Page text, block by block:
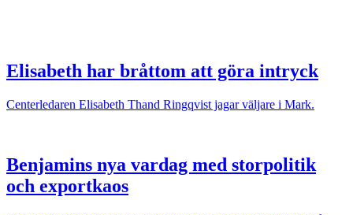
Elisabeth har bråttom att göra intryck
Centerledaren Elisabeth Thand Ringqvist jagar väljare i Mark.
Benjamins nya vardag med storpolitik
och exportkaos